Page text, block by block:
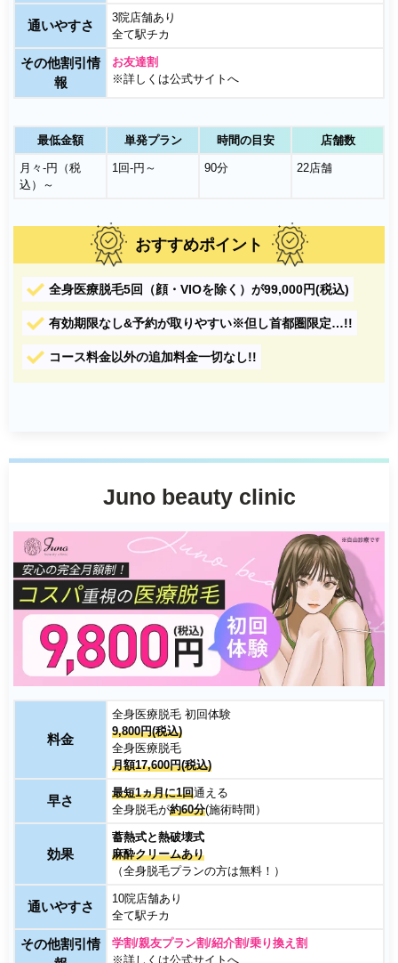
通いやすさ
3院店舗あり
全て駅チカ
その他割引情
報
お友達割
※詳しくは公式サイトへ
最低金額 単発プラン 時間の目安 店舗数
月々-円（税
込）～
1回-円～ 90分 22店舗
おすすめポイント
全身医療脱毛5回（顔・VIOを除く）が99,000円(税込)
有効期限なし&予約が取りやすい※但し首都圏限定…!!
コース料金以外の追加料金一切なし!!
Juno beauty clinic
料金
全身医療脱毛 初回体験
9,800円(税込)
全身医療脱毛
月額17,600円(税込)
早さ
最短1ヵ月に1回通える
全身脱毛が約60分(施術時間）
効果
蓄熱式と熱破壊式
麻酔クリームあり
（全身脱毛プランの方は無料！）
通いやすさ
10院店舗あり
全て駅チカ
その他割引情
学割/親友プラン割/紹介割/乗り換え割
※詳しくは公式サイトへ